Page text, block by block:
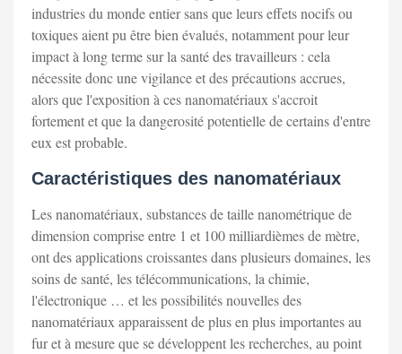
industries du monde entier sans que leurs effets nocifs ou
toxiques aient pu être bien évalués, notamment pour leur
impact à long terme sur la santé des travailleurs : cela
nécessite donc une vigilance et des précautions accrues,
alors que l'exposition à ces nanomatériaux s'accroit
fortement et que la dangerosité potentielle de certains d'entre
eux est probable.
Caractéristiques des nanomatériaux
Les nanomatériaux, substances de taille nanométrique de
dimension comprise entre 1 et 100 milliardièmes de mètre,
ont des applications croissantes dans plusieurs domaines, les
soins de santé, les télécommunications, la chimie,
l'électronique … et les possibilités nouvelles des
nanomatériaux apparaissent de plus en plus importantes au
fur et à mesure que se développent les recherches, au point